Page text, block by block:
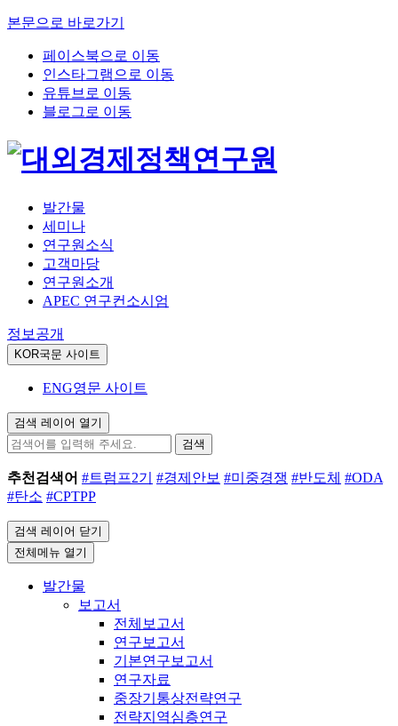
본문으로 바로가기
페이스북으로 이동
인스타그램으로 이동
유튜브로 이동
블로그로 이동
발간물
세미나
연구원소식
고객마당
연구원소개
APEC 연구컨소시엄
정보공개
KOR국문 사이트
ENG영문 사이트
검색 레이어 열기
검색
추천검색어 #트럼프2기 #경제안보 #미중경쟁 #반도체 #ODA
#탄소 #CPTPP
검색 레이어 닫기
전체메뉴 열기
발간물
보고서
전체보고서
연구보고서
기본연구보고서
연구자료
중장기통상전략연구
전략지역심층연구